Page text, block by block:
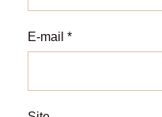
E-mail *